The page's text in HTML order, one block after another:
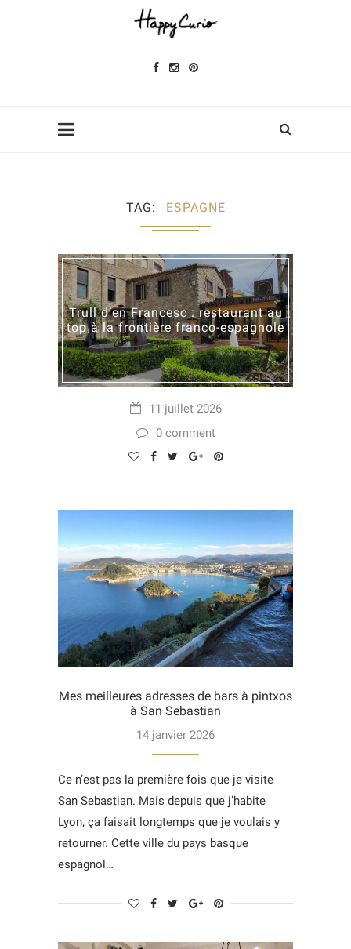
TAG ESPAGNE
Trull d’en Francesc : restaurant au
top à la frontière franco-espagnole
11 juillet 2026
0 comment
Mes meilleures adresses de bars à pintxos
à San Sebastian
14 janvier 2026
Ce n’est pas la première fois que je visite
San Sebastian. Mais depuis que j’habite
Lyon, ça faisait longtemps que je voulais y
retourner. Cette ville du pays basque
espagnol…